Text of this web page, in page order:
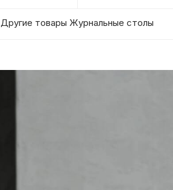
Другие товары Журнальные столы